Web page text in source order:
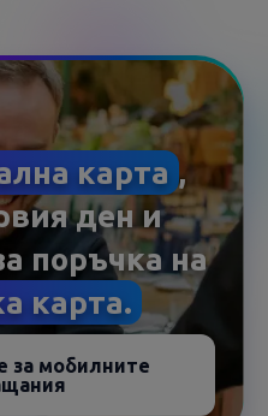
карта ,
ден и
поръчка на
карта.
за мобилните